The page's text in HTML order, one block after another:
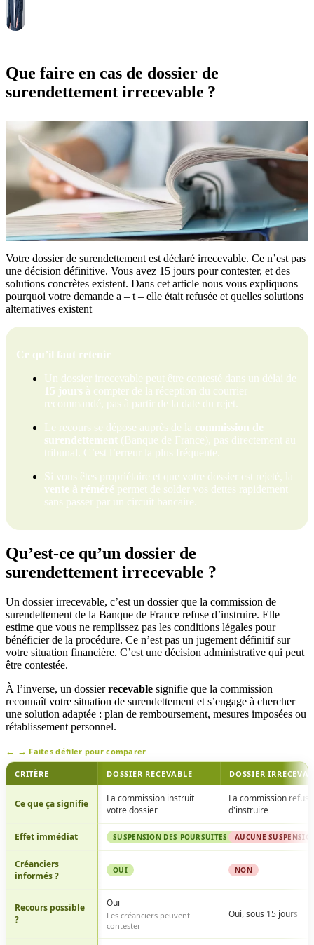
Que faire en cas de dossier de
surendettement irrecevable ?
Votre dossier de surendettement est déclaré irrecevable. Ce n’est pas
une décision définitive. Vous avez 15 jours pour contester, et des
solutions concrètes existent. Dans cet article nous vous expliquons
pourquoi votre demande a – t – elle était refusée et quelles solutions
alternatives existent
Ce qu’il faut retenir
Un dossier irrecevable peut être contesté dans un délai de
15 jours à compter de la réception du courrier
recommandé, pas à partir de la date du rejet.
Le recours se dépose auprès de la commission de
surendettement (Banque de France), pas directement au
tribunal. C’est l’erreur la plus fréquente.
Si vous êtes propriétaire et que votre dossier est rejeté, la
vente à réméré permet de solder vos dettes rapidement
sans passer par un circuit bancaire.
Qu’est-ce qu’un dossier de
surendettement irrecevable ?
Un dossier irrecevable, c’est un dossier que la commission de
surendettement de la Banque de France refuse d’instruire. Elle
estime que vous ne remplissez pas les conditions légales pour
bénéficier de la procédure. Ce n’est pas un jugement définitif sur
votre situation financière. C’est une décision administrative qui peut
être contestée.
À l’inverse, un dossierrecevable signifie que la commission
reconnaît votre situation de surendettement et s’engage à chercher
une solution adaptée : plan de remboursement, mesures imposées ou
rétablissement personnel.
Faites défiler pour comparer
CRITÈRE DOSSIER RECEVABLE DOSSIER
Ce que ça signifie
La commission instruit
votre dossier
La commission refuse
d'instruire
Effet immédiat SUSPENSION DES POURSUITES CRÉANCIERS
AUCUNE
Créanciers
informés ?
OUI NON
Recours possible
?
Oui
Les créanciers peuvent
contester
Oui, sous 15 jours